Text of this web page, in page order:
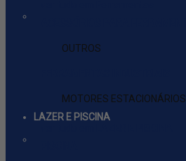
OUTROS
MOTORES ESTACIONÁRIOS
LAZER E PISCINA